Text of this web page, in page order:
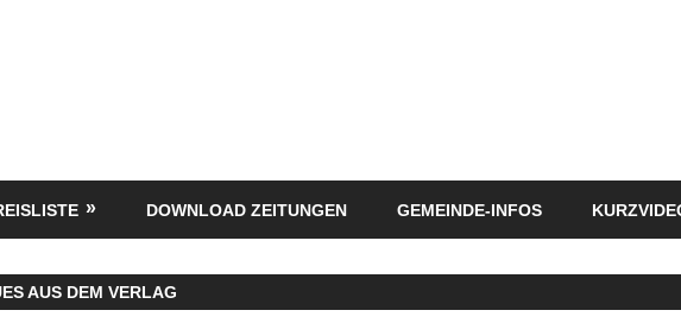
DOWNLOAD ZEITUNGEN GEMEINDE-INFOS
AUS DEM VERLAG